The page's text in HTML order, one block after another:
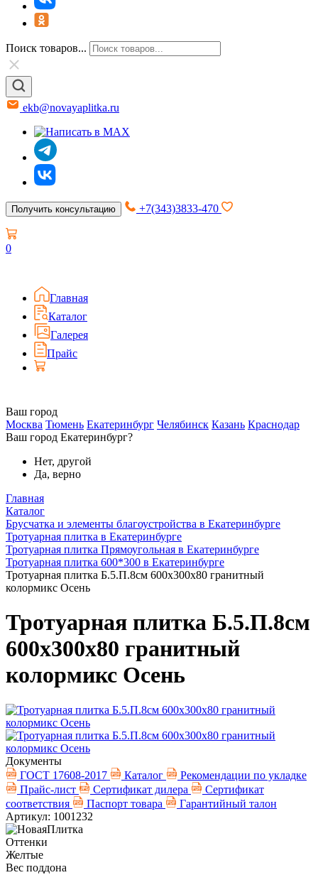
Поиск товаров...
ekb@novayaplitka.ru
Получить консультацию +7(343)3833-470
0
Главная
Каталог
Галерея
Прайс
Ваш город
Москва Тюмень Екатеринбург Челябинск Казань Краснодар
Ваш город Екатеринбург?
Нет, другой
Да, верно
Главная
Каталог
Брусчатка и элементы благоустройства в Екатеринбурге
Тротуарная плитка в Екатеринбурге
Тротуарная плитка Прямоугольная в Екатеринбурге
Тротуарная плитка 600*300 в Екатеринбурге
Тротуарная плитка Б.5.П.8см 600х300х80 гранитный
колормикс Осень
Тротуарная плитка Б.5.П.8см
600х300х80 гранитный
колормикс Осень
Документы
ГОСТ 17608-2017
Каталог
Рекомендации по укладке
Прайс-лист
Сертификат дилера
Сертификат
соответствия
Паспорт товара
Гарантийный талон
Артикул: 1001232
Оттенки
Желтые
Вес поддона